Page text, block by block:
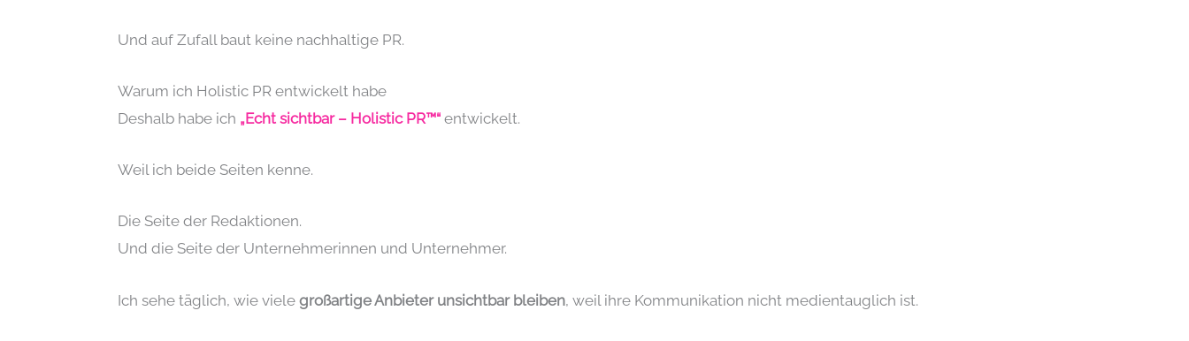
Und auf Zufall baut keine nachhaltige PR.
Warum ich Holistic PR entwickelt habe
Deshalb habe ich „Echt sichtbar – Holistic PR™“ entwickelt.
Weil ich beide Seiten kenne.
Die Seite der Redaktionen.
Und die Seite der Unternehmerinnen und Unternehmer.
Ich sehe täglich, wie vielegroßartige Anbieter unsichtbar bleiben, weil ihre Kommunikation nicht medientauglich ist.